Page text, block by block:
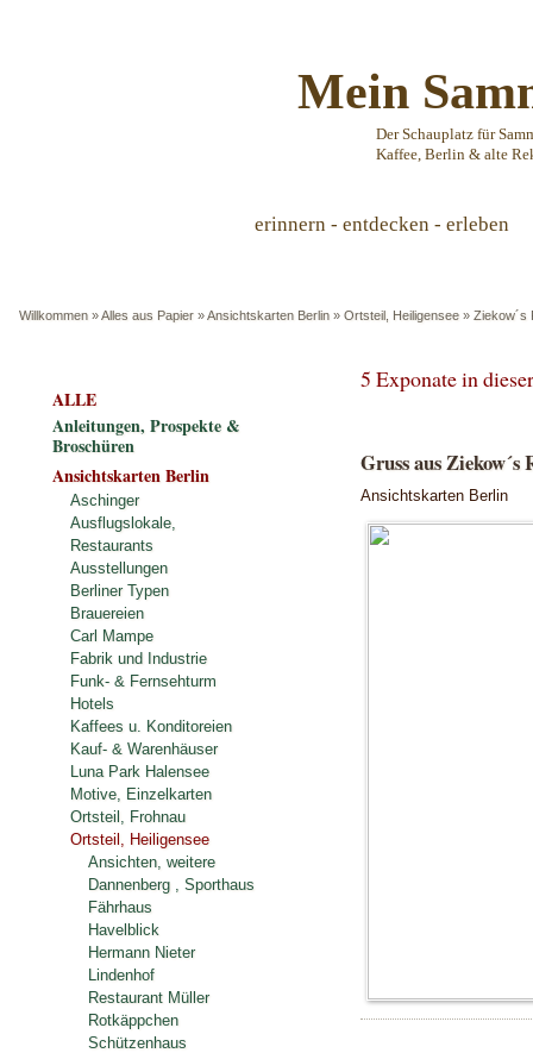
Mein
Der Schauplatz für
Kaffee, Berlin & alte
erinnern - entdecken - erleben
Willkommen »Alles aus Papier »Ansichtskarten Berlin » Ortsteil, Heiligensee » Ziekow´s
5 Exponate in
Gruss aus Ziekow´s
Ansichtskarten Berlin
ALLE
Anleitungen, Prospekte &
Broschüren
Ansichtskarten Berlin
Aschinger
Ausflugslokale,
Restaurants
Ausstellungen
Berliner Typen
Brauereien
Carl Mampe
Fabrik und Industrie
Funk- & Fernsehturm
Hotels
Kaffees u. Konditoreien
Kauf- & Warenhäuser
Luna Park Halensee
Motive, Einzelkarten
Ortsteil, Frohnau
Ortsteil, Heiligensee
Ansichten, weitere
Dannenberg , Sporthaus
Fährhaus
Havelblick
Hermann Nieter
Lindenhof
Restaurant Müller
Rotkäppchen
Schützenhaus